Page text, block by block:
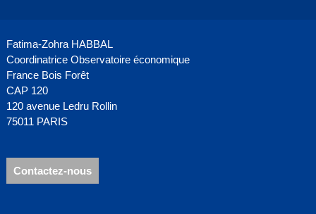
Fatima-Zohra HABBAL
Coordinatrice Observatoire économique
France Bois Forêt
CAP 120
120 avenue Ledru Rollin
75011 PARIS
Contactez-nous